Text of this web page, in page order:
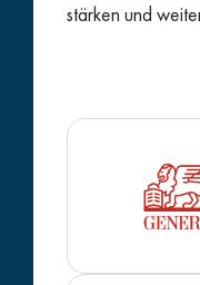
stärken und